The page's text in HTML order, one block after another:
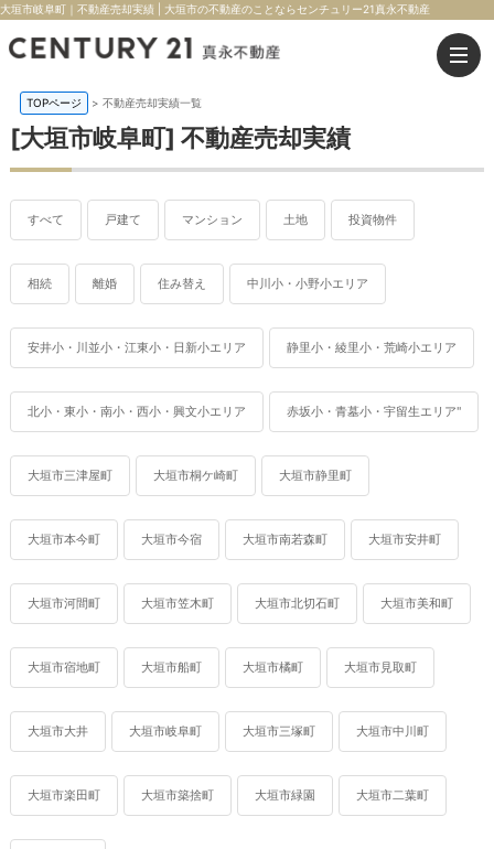
大垣市岐阜町｜不動産売却実績 | 大垣市の不動産のことならセンチュリー21真永不動産
TOPページ > 不動産売却実績一覧
[大垣市岐阜町] 不動産売却実績
すべて 戸建て マンション 土地 投資物件
相続 離婚 住み替え 中川小・小野小エリア
安井小・川並小・江東小・日新小エリア 静里小・綾里小・荒崎小エリア
北小・東小・南小・西小・興文小エリア 赤坂小・青墓小・宇留生エリア"
大垣市三津屋町 大垣市桐ケ崎町 大垣市静里町
大垣市本今町 大垣市今宿 大垣市南若森町 大垣市安井町
大垣市河間町 大垣市笠木町 大垣市北切石町 大垣市美和町
大垣市宿地町 大垣市船町 大垣市橘町 大垣市見取町
大垣市大井 大垣市岐阜町 大垣市三塚町 大垣市中川町
大垣市楽田町 大垣市築捨町 大垣市緑園 大垣市二葉町